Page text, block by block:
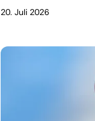
20. Juli 2026